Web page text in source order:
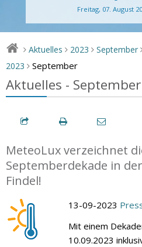
Freitag, 07. August
> Aktuelles > 2023 > September
2023 > September
Aktuelles -
MeteoLux verzeichnet
Septemberdekade in
Findel!
13-09-2023
Mit einem
10.09.2023